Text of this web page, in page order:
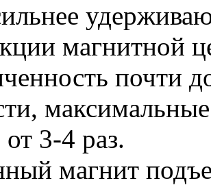
магнитной
почти
3-4 раз.
магнит